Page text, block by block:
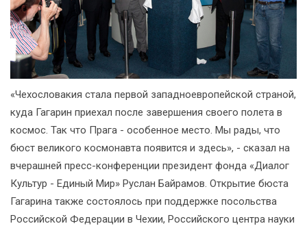
«Чехословакия стала первой западноевропейской страной,
куда Гагарин приехал после завершения своего полета в
космос. Так что Прага - особенное место. Мы рады, что
бюст великого космонавта появится и здесь», - сказал на
вчерашней пресс-конференции президент фонда «Диалог
Культур - Единый Мир» Руслан Байрамов. Открытие бюста
Гагарина также состоялось при поддержке посольства
Российской Федерации в Чехии, Российского центра науки